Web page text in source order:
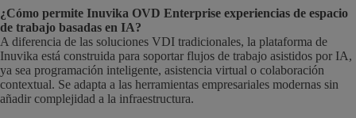
¿Cómo permite Inuvika OVD Enterprise experiencias de espacio
de trabajo basadas en IA?
A diferencia de las soluciones VDI tradicionales, la plataforma de
Inuvika está construida para soportar flujos de trabajo asistidos por IA,
ya sea programación inteligente, asistencia virtual o colaboración
contextual. Se adapta a las herramientas empresariales modernas sin
añadir complejidad a la infraestructura.